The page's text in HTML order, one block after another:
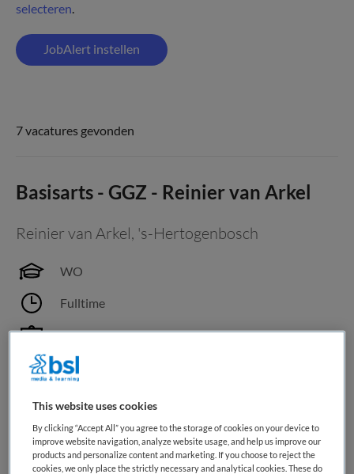
selecteren.
JobAlert instellen
7 vacatures gevonden
Basisarts - GGZ - Reinier van Arkel
Reinier van Arkel, 's-Hertogenbosch
WO
Fulltime
Niet nader bepaald
Bekijk vacature
Basisarts - FACT - GGZ
This website uses cookies
By clicking “Accept All” you agree to the storage of cookies on your device to
improve website navigation, analyze website usage, and help us improve our
products and personalize content and marketing. If you choose to reject the
cookies, we only place the strictly necessary and analytical cookies. These do